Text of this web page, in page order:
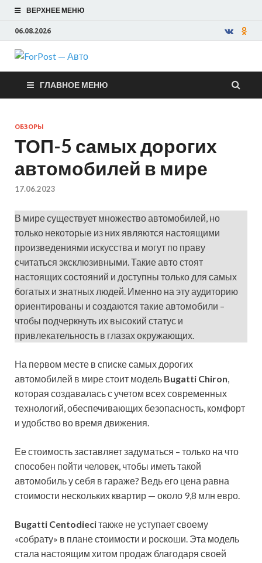
ВЕРХНЕЕ МЕНЮ
06.08.2026
ForPost —
Авто
ГЛАВНОЕ МЕНЮ
ОБЗОРЫ
ТОП-5 самых дорогих
автомобилей в мире
17.06.2023
В мире существует множество автомобилей, но
только некоторые из них являются настоящими
произведениями искусства и могут по праву
считаться эксклюзивными. Такие авто стоят
настоящих состояний и доступны только для самых
богатых и знатных людей. Именно на эту аудиторию
ориентированы и создаются такие автомобили –
чтобы подчеркнуть их высокий статус и
привлекательность в глазах окружающих.
На первом месте в списке самых дорогих
автомобилей в мире стоит модель Bugatti Chiron,
которая создавалась с учетом всех современных
технологий, обеспечивающих безопасность, комфорт
и удобство во время движения.
Ее стоимость заставляет задуматься – только на что
способен пойти человек, чтобы иметь такой
автомобиль у себя в гараже? Ведь его цена равна
стоимости нескольких квартир — около 9,8 млн евро.
Bugatti Centodieciтакже не уступает своему
«собрату» в плане стоимости и роскоши. Эта модель
стала настоящим хитом продаж благодаря своей